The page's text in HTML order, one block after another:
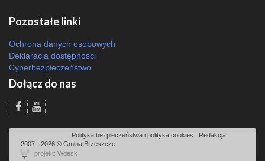
Pozostałe linki
Ochrona danych osobowych
Deklaracja dostępności
Cyberbezpieczeństwo
Dołącz do nas
Polityka bezpieczeństwa i polityka cookies Redakcja
2007 - 2026 © Gmina Brzeszcze
projekt: Wdesk